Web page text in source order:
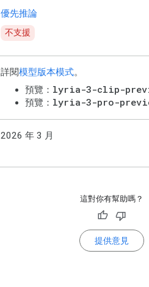
優先推論
不支援
詳閱模型版本模式。
預覽： lyria-3-clip-
預覽： lyria-3-pro-
2026 年 3 月
這對你有幫助嗎？
提供意見